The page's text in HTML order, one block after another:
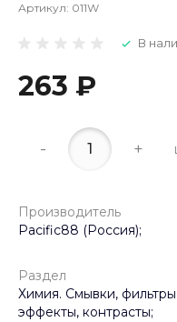
Артикул: 011W
В
263 ₽
- +
Производитель
Pacific88 (Россия);
Раздел
Химия. Смывки,
эффекты, контрасты;